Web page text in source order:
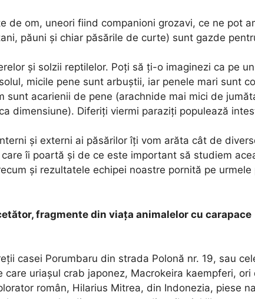
de om, uneori fiind companioni grozavi, ce ne pot
păuni și chiar păsările de curte) sunt gazde
și solzii reptilelor. Poți să ți-o imaginezi ca pe
micile pene sunt arbuștii, iar penele mari sunt
acarienii de pene (arachnide mai mici de
dimensiune). Diferiți viermi paraziți populează
și externi ai păsărilor îți vom arăta cât de
îi poartă și de ce este important să studiem
și rezultatele echipei noastre pornită pe
fragmente din viața animalelor cu carapace
casei Porumbaru din strada Polonă nr. 19, sau
uriașul crab japonez, Macrokeira kaempferi,
român, Hilarius Mitrea, din Indonezia, piese